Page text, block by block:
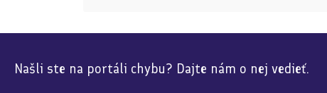
Našli ste na portáli chybu? Dajte nám o nej vedieť.